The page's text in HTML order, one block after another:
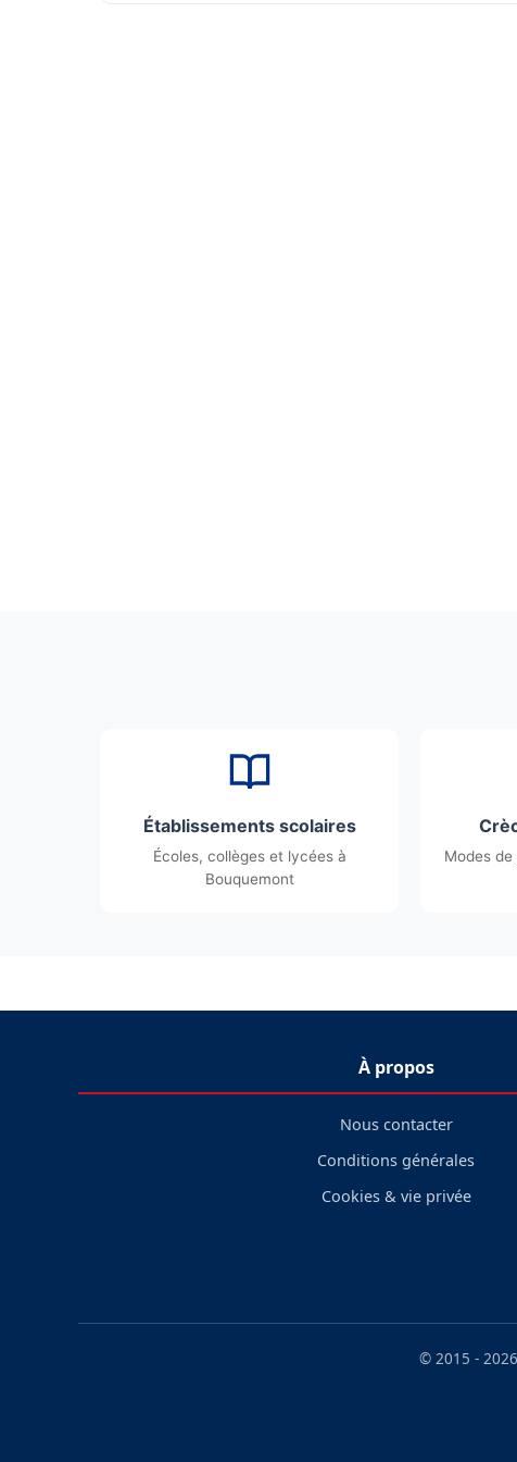
Établissements scolaires
Écoles, collèges et lycées à
Bouquemont
Modes
À propos
Nous contacter
Conditions générales
Cookies & vie privée
© 2015 - 2026